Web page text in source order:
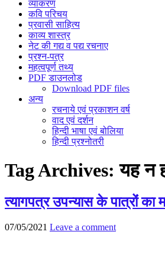
व्याकरण
कवि परिचय
प्रवासी साहित्य
काव्य शास्त्र
नेट की गद्य व पद्य रचनाए
प्रश्न-पत्र
महत्वपूर्ण तथ्य
PDF डाउनलोड
Download PDF files
अन्य
रचनाये एवं प्रकाशन वर्ष
वाद एवं दर्शन
हिन्दी भाषा एवं बोलिया
हिन्दी प्रश्नोतरी
Tag Archives:यह न
त्यागपत्र उपन्यास के पात्रोंं
07/05/2021 Leave a comment